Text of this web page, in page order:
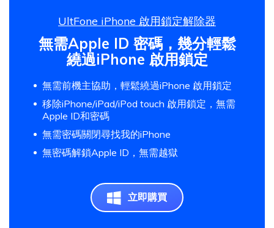
UltFone iPhone 啟用鎖定解除器
無需Apple ID 密碼，幾分輕鬆
繞過iPhone 啟用鎖定
無需前機主協助，輕鬆繞過iPhone 啟用鎖定
移除iPhone/iPad/iPod touch 啟用鎖定，無需
Apple ID和密碼
無需密碼關閉尋找我的iPhone
無密碼解鎖Apple ID，無需越獄
立即購買